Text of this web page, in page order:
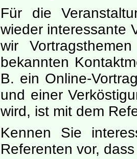
Für die
wieder interessante
wir
bekannten
B. ein Online-
und einer
wird, ist mit dem
Kennen Sie
Referenten vor,